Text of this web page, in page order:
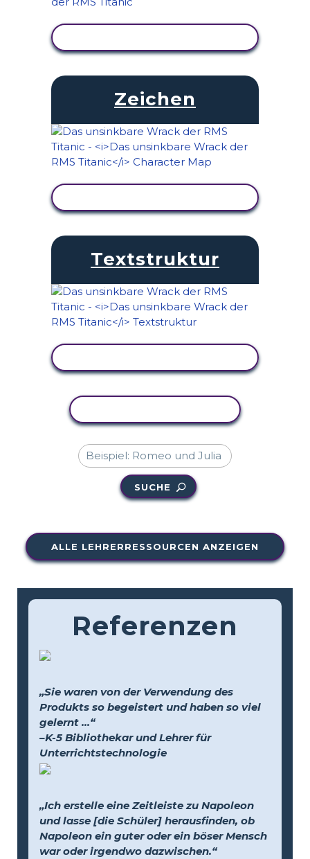
Zeichen
Textstruktur
SUCHE
ALLE LEHRERRESSOURCEN ANZEIGEN
Referenzen
„Sie waren von der Verwendung des
Produkts so begeistert und haben so viel
gelernt …“
–K-5 Bibliothekar und Lehrer für
Unterrichtstechnologie
„Ich erstelle eine Zeitleiste zu Napoleon
und lasse [die Schüler] herausfinden, ob
Napoleon ein guter oder ein böser Mensch
war oder irgendwo dazwischen.“